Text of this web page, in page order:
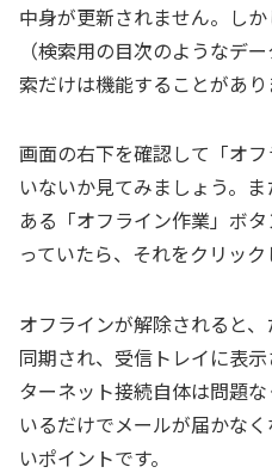
中身が更新されません。し
（検索用の目次のようなデ
索だけは機能することがあり
画面の右下を確認して「オ
いないか見てみましょう。
ある「オフライン作業」ボ
っていたら、それをクリック
オフラインが解除されると
同期され、受信トレイに表
ターネット接続自体は問題
いるだけでメールが届かな
いポイントです。